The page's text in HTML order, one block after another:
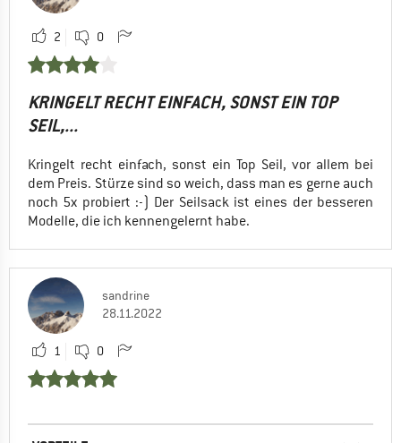
2 0
KRINGELT RECHT EINFACH, SONST EIN TOP
SEIL,...
Kringelt recht einfach, sonst ein Top Seil, vor allem bei
dem Preis. Stürze sind so weich, dass man es gerne auch
noch 5x probiert :-) Der Seilsack ist eines der besseren
Modelle, die ich kennengelernt habe.
sandrine
28.11.2022
1 0